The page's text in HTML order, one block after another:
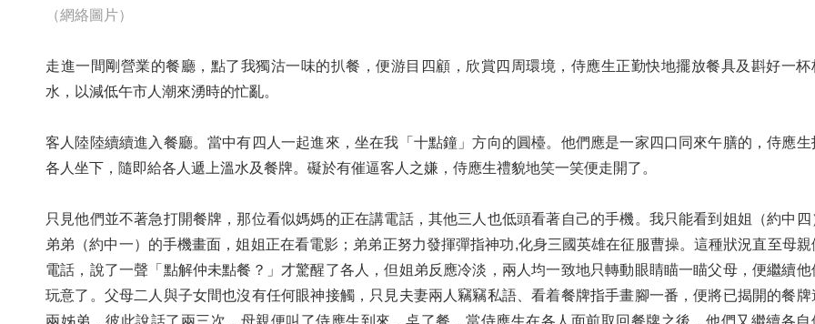
（網絡圖片）
走進一間剛營業的餐廳，點了我獨沽一味的扒餐，便游目四顧，欣賞四周環境，侍應生正勤快地擺放餐具及斟好一杯
水，以減低午市人潮來湧時的忙亂。
客人陸陸續續進入餐廳。當中有四人一起進來，坐在我「十點鐘」方向的圓檯。他們應是一家四口同來午膳的，侍應生
各人坐下，隨即給各人遞上溫水及餐牌。礙於有催逼客人之嫌，侍應生禮貌地笑一笑便走開了。
只見他們並不著急打開餐牌，那位看似媽媽的正在講電話，其他三人也低頭看著自己的手機。我只能看到姐姐（約中四
弟弟（約中一）的手機畫面，姐姐正在看電影；弟弟正努力發揮彈指神功,化身三國英雄在征服曹操。這種狀況直至母親
電話，說了一聲「點解仲未點餐？」才驚醒了各人，但姐弟反應冷淡，兩人均一致地只轉動眼睛瞄一瞄父母，便繼續他
玩意了。父母二人與子女間也沒有任何眼神接觸，只見夫妻兩人竊竊私語、看着餐牌指手畫腳一番，便將已揭開的餐牌
兩姊弟，彼此說話了兩三次，母親便叫了侍應生到來，奌了餐，當侍應生在各人面前取回餐牌之後，他們又繼續各自